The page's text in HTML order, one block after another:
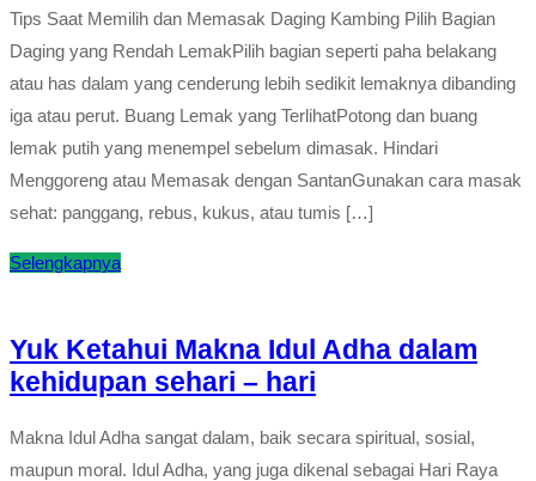
Tips Saat Memilih dan Memasak Daging Kambing Pilih Bagian
Daging yang Rendah LemakPilih bagian seperti paha belakang
atau has dalam yang cenderung lebih sedikit lemaknya dibanding
iga atau perut. Buang Lemak yang TerlihatPotong dan buang
lemak putih yang menempel sebelum dimasak. Hindari
Menggoreng atau Memasak dengan SantanGunakan cara masak
sehat: panggang, rebus, kukus, atau tumis […]
Selengkapnya
Yuk Ketahui Makna Idul Adha dalam
kehidupan sehari – hari
Makna Idul Adha sangat dalam, baik secara spiritual, sosial,
maupun moral. Idul Adha, yang juga dikenal sebagai Hari Raya